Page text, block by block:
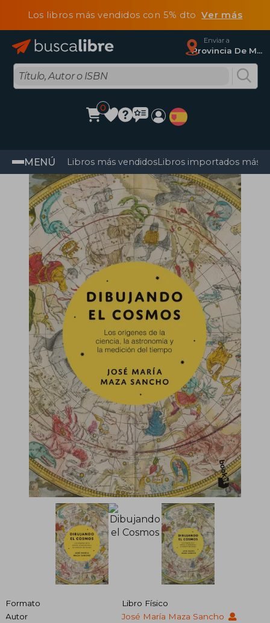
Los libros más vendidos con 5% dtoVer más
Enviar a
Provincia De Madrid
0
MENÚ Libros más vendidosLibros importados más
Formato
Libro Físico
Autor
José María Maza Sancho